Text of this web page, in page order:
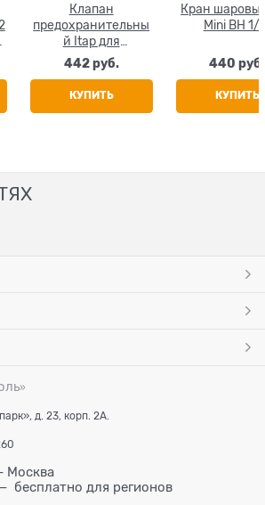
Клапан
предохранительны
й Itap для
водонагревателя, с
обратным клапаном
и ручным спуском,
442 руб.
КУПИТЬ
Кран
Mini ВН 1/
440 руб.
КУПИТЬ
»
д. 23, корп. 2А.
Москва
бесплатно для регионов